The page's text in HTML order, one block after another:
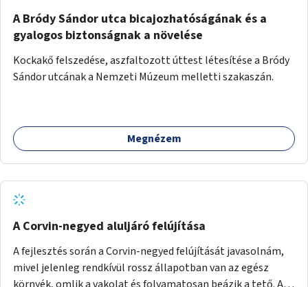
A Bródy Sándor utca bicajozhatóságának és a
gyalogos biztonságnak a növelése
Kockakő felszedése, aszfaltozott úttest létesítése a Bródy
Sándor utcának a Nemzeti Múzeum melletti szakaszán.
Megnézem
A Corvin-negyed aluljáró felújítása
A fejlesztés során a Corvin-negyed felújítását javasolnám,
mivel jelenleg rendkívül rossz állapotban van az egész